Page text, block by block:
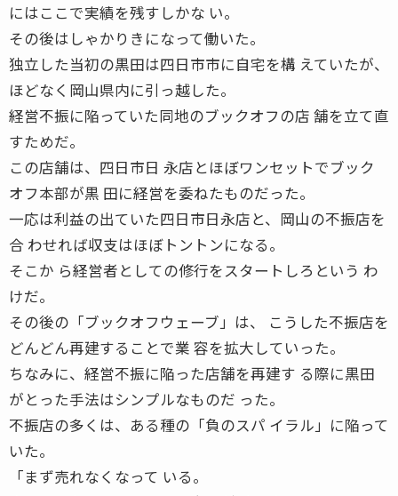
にはここで実績を残すしかな い。
その後はしゃかりきになって働いた。
独立した当初の黒田は四日市市に自宅を構 えていたが、
ほどなく岡山県内に引っ越した。
経営不振に陥っていた同地のブックオフの店 舗を立て直
すためだ。
この店舗は、四日市日 永店とほぼワンセットでブック
オフ本部が黒 田に経営を委ねたものだった。
一応は利益の出ていた四日市日永店と、岡山の不振店を
合 わせれば収支はほぼトントンになる。
そこか ら経営者としての修行をスタートしろという わ
けだ。
その後の「ブックオフウェーブ」は、 こうした不振店を
どんどん再建することで業 容を拡大していった。
ちなみに、経営不振に陥った店舗を再建す る際に黒田
がとった手法はシンプルなものだ った。
不振店の多くは、ある種の「負のスパ イラル」に陥って
いた。
「まず売れなくなって いる。